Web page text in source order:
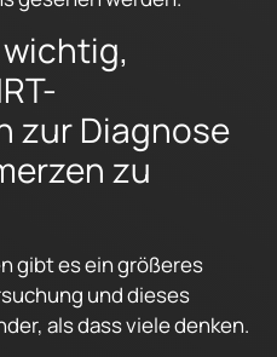
zur Diagnose
zu
gibt es ein größeres
und dieses
als dass viele denken.